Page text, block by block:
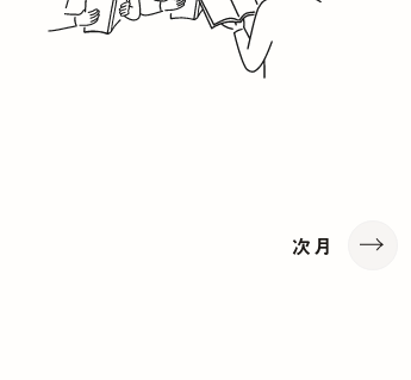
次月